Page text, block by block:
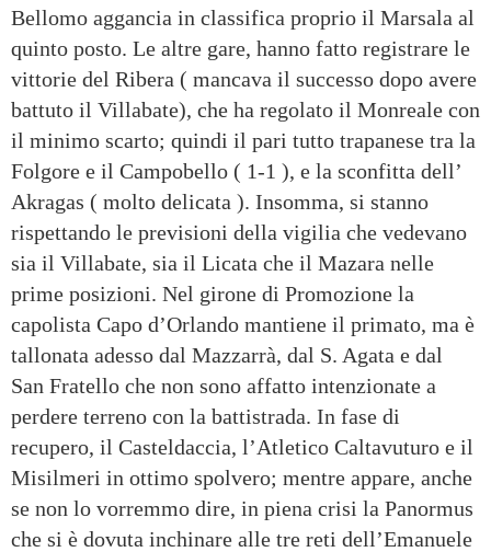
Bellomo aggancia in classifica proprio il Marsala al
quinto posto. Le altre gare, hanno fatto registrare le
vittorie del Ribera ( mancava il successo dopo avere
battuto il Villabate), che ha regolato il Monreale con
il minimo scarto; quindi il pari tutto trapanese tra la
Folgore e il Campobello ( 1-1 ), e la sconfitta dell’
Akragas ( molto delicata ). Insomma, si stanno
rispettando le previsioni della vigilia che vedevano
sia il Villabate, sia il Licata che il Mazara nelle
prime posizioni. Nel girone di Promozione la
capolista Capo d’Orlando mantiene il primato, ma è
tallonata adesso dal Mazzarrà, dal S. Agata e dal
San Fratello che non sono affatto intenzionate a
perdere terreno con la battistrada. In fase di
recupero, il Casteldaccia, l’Atletico Caltavuturo e il
Misilmeri in ottimo spolvero; mentre appare, anche
se non lo vorremmo dire, in piena crisi la Panormus
che si è dovuta inchinare alle tre reti dell’Emanuele